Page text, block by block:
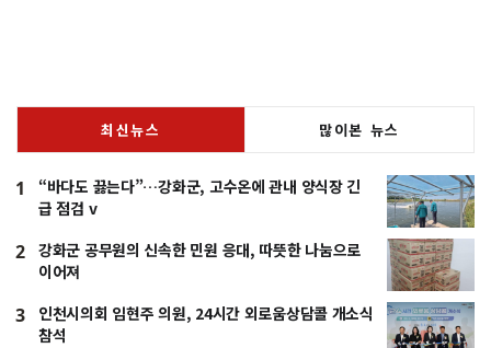
최신뉴스 많이본 뉴스
1
“바다도 끓는다”…강화군, 고수온에 관내 양식장 긴
급 점검 v
2
강화군 공무원의 신속한 민원 응대, 따뜻한 나눔으로
이어져
3
인천시의회 임현주 의원, 24시간 외로움상담콜 개소식
참석